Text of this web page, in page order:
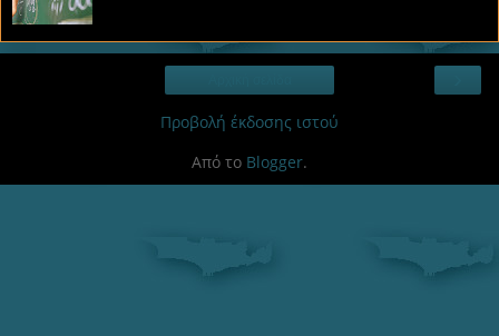
Προβολή έκδοσης ιστού
Από το Blogger.